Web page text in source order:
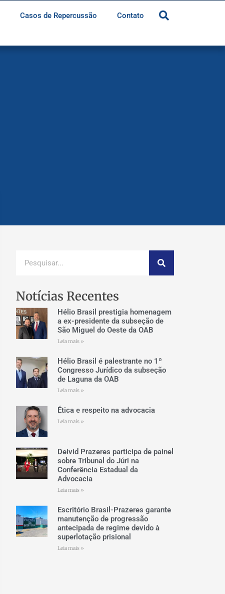
Casos de Repercussão Contato
Notícias Recentes
Hélio Brasil prestigia homenagem
a ex-presidente da subseção de
São Miguel do Oeste da OAB
Leia mais »
Hélio Brasil é palestrante no 1º
Congresso Jurídico da subseção
de Laguna da OAB
Leia mais »
Ética e respeito na advocacia
Leia mais »
Deivid Prazeres participa de painel
sobre Tribunal do Júri na
Conferência Estadual da
Advocacia
Leia mais »
Escritório Brasil-Prazeres garante
manutenção de progressão
antecipada de regime devido à
superlotação prisional
Leia mais »